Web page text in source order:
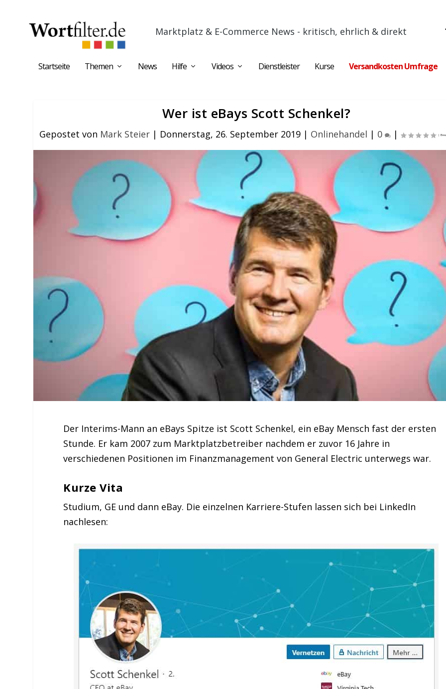
Marktplatz & E-Commerce News - kritisch, ehrlich & direkt
Startseite Themen News Hilfe Videos Dienstleister Kurse Versandkosten Umfrage
Wer ist eBays Scott Schenkel?
Gepostet von Mark Steier| Donnerstag, 26. September 2019| Onlinehandel | 0 |
Der Interims-Mann an eBays Spitze ist Scott Schenkel, ein eBay Mensch fast der ersten
Stunde. Er kam 2007 zum Marktplatzbetreiber nachdem er zuvor 16 Jahre in
verschiedenen Positionen im Finanzmanagement von General Electric unterwegs war.
Kurze Vita
Studium, GE und dann eBay. Die einzelnen Karriere-Stufen lassen sich bei LinkedIn
nachlesen: